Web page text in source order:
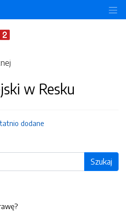
w Resku
dodane
Szukaj